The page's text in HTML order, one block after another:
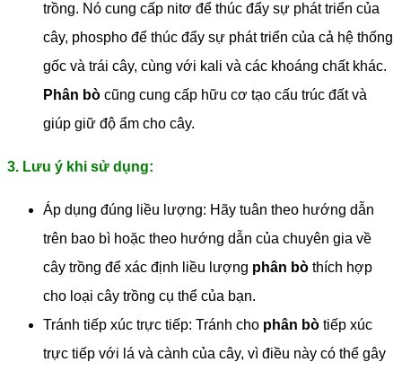
trồng. Nó cung cấp nitơ để thúc đẩy sự phát triển của
cây, phospho để thúc đẩy sự phát triển của cả hệ thống
gốc và trái cây, cùng với kali và các khoáng chất khác.
Phân bò cũng cung cấp hữu cơ tạo cấu trúc đất và
giúp giữ độ ẩm cho cây.
3. Lưu ý khi sử dụng:
Áp dụng đúng liều lượng: Hãy tuân theo hướng dẫn
trên bao bì hoặc theo hướng dẫn của chuyên gia về
cây trồng để xác định liều lượng phân bò thích hợp
cho loại cây trồng cụ thể của bạn.
Tránh tiếp xúc trực tiếp: Tránh cho phân bò tiếp xúc
trực tiếp với lá và cành của cây, vì điều này có thể gây